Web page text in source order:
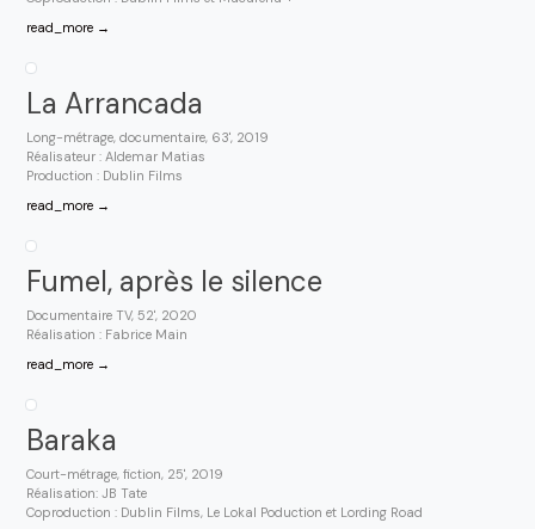
read_more →
La Arrancada
Long-métrage, documentaire, 63', 2019
Réalisateur : Aldemar Matias
Production : Dublin Films
read_more →
Fumel, après le silence
Documentaire TV, 52', 2020
Réalisation : Fabrice Main
read_more →
Baraka
Court-métrage, fiction, 25', 2019
Réalisation: JB Tate
Coproduction : Dublin Films, Le Lokal Poduction et Lording Road